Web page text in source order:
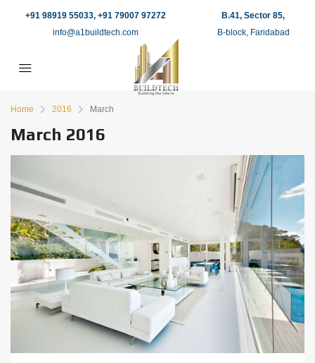
+91 98919 55033, +91 79007 97272
info@a1buildtech.com
B.41, Sector 85,
B-block, Faridabad
Home 2016 March
March 2016